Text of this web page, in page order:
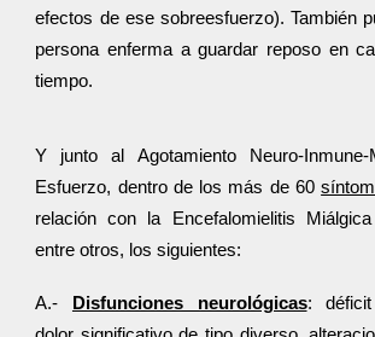
efectos de ese sobreesfuerzo). También
persona enferma a guardar reposo en
tiempo.
Y junto al Agotamiento Neuro-Inmune-
Esfuerzo, dentro de los más de 60
relación con la Encefalomielitis
entre otros, los siguientes:
A.- Disfunciones neurológicas: déficit